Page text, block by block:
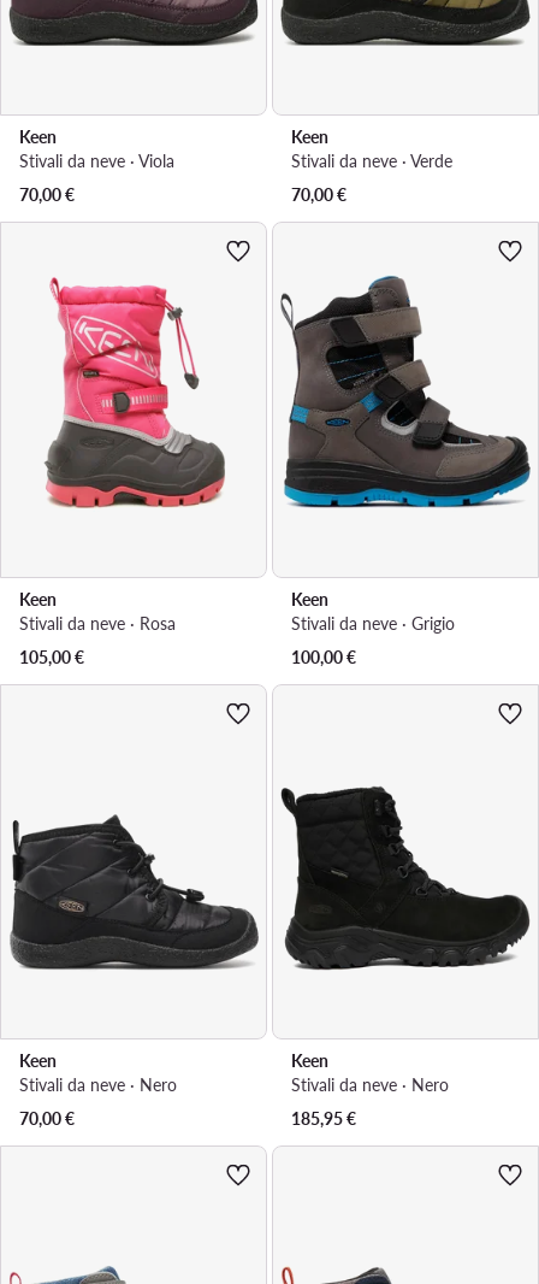
Keen
Stivali da neve · Viola
70,00€
Keen
Stivali da neve · Verde
70,00€
Keen
Stivali da neve · Rosa
105,00€
Keen
Stivali da neve · Grigio
100,00€
Keen
Stivali da neve · Nero
70,00€
Keen
Stivali da neve · Nero
185,95€